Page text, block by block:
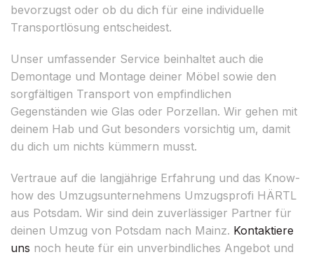
bevorzugst oder ob du dich für eine individuelle
Transportlösung entscheidest.
Unser umfassender Service beinhaltet auch die
Demontage und Montage deiner Möbel sowie den
sorgfältigen Transport von empfindlichen
Gegenständen wie Glas oder Porzellan. Wir gehen mit
deinem Hab und Gut besonders vorsichtig um, damit
du dich um nichts kümmern musst.
Vertraue auf die langjährige Erfahrung und das Know-
how des Umzugsunternehmens Umzugsprofi HÄRTL
aus Potsdam. Wir sind dein zuverlässiger Partner für
deinen Umzug von Potsdam nach Mainz. Kontaktiere
uns noch heute für ein unverbindliches Angebot und